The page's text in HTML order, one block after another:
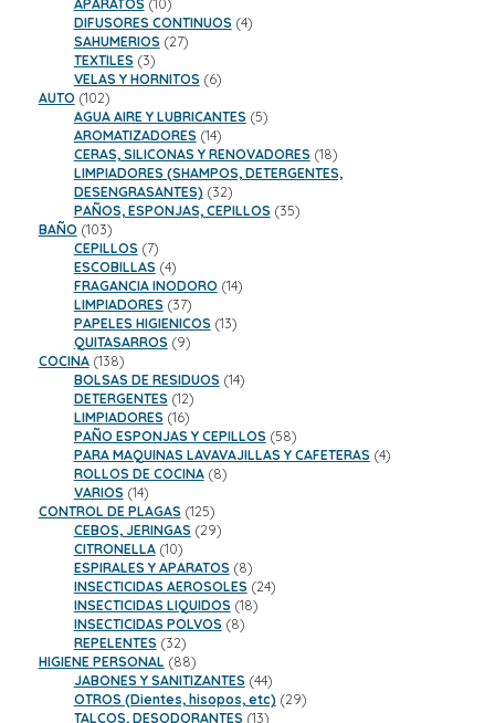
APARATOS 10
productos
DIFUSORES CONTINUOS 44
SAHUMERIOS 2727
TEXTILES 33
productos
VELAS Y HORNITOS 66
AUTO 102102
productos
AGUA AIRE Y LUBRICANTES 55
AROMATIZADORES 1414
productos
CERAS, SILICONAS Y RENOVADORES 1818
productos
LIMPIADORES (SHAMPOS, DETERGENTES,
DESENGRASANTES) 3232
productos
PAÑOS, ESPONJAS, CEPILLOS 3535
BAÑO 103103
productos
CEPILLOS 77
productos
ESCOBILLAS 44
productos
FRAGANCIA INODORO 1414
LIMPIADORES 3737
productos
PAPELES HIGIENICOS 1313
QUITASARROS 99
COCINA 138138
productos
BOLSAS DE RESIDUOS 1414
DETERGENTES 1212
productos
LIMPIADORES 1616
productos
PAÑO ESPONJAS Y CEPILLOS 5858
productos
PARA MAQUINAS LAVAVAJILLAS Y CAFETERAS 44
ROLLOS DE COCINA 88
VARIOS 1414
productos
CONTROL DE PLAGAS 125125
productos
CEBOS, JERINGAS 2929
CITRONELLA 1010
productos
ESPIRALES Y APARATOS 88
productos
INSECTICIDAS AEROSOLES 2424
INSECTICIDAS LIQUIDOS 1818
INSECTICIDAS POLVOS 88
REPELENTES 3232
productos
HIGIENE PERSONAL 8888
productos
JABONES Y SANITIZANTES 4444
productos
OTROS (Dientes, hisopos, etc) 2929
TALCOS, DESODORANTES 1313